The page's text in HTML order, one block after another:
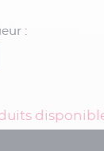
: